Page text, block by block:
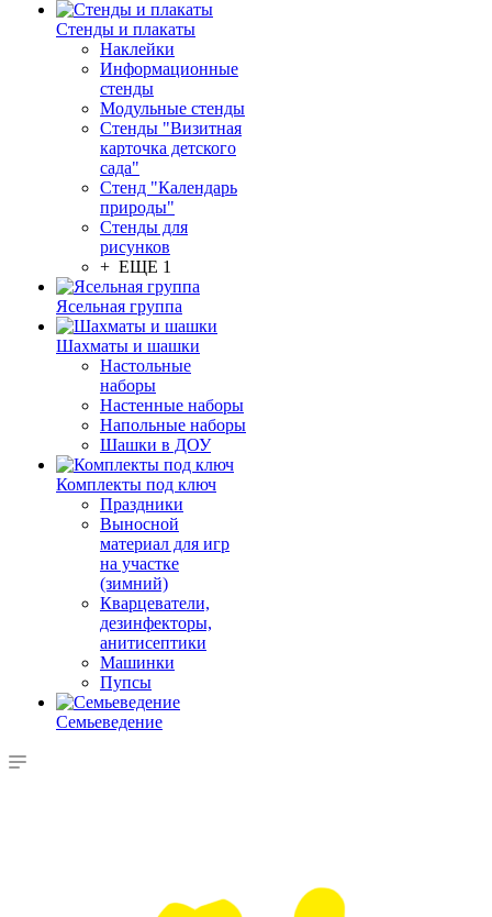
Стенды и плакаты
Наклейки
Информационные
стенды
Модульные стенды
Стенды "Визитная
карточка детского
сада"
Стенд "Календарь
природы"
Стенды для
рисунков
+ ЕЩЕ 1
Ясельная группа
Шахматы и шашки
Настольные
наборы
Настенные наборы
Напольные наборы
Шашки в ДОУ
Комплекты под ключ
Праздники
Выносной
материал для игр
на участке
(зимний)
Кварцеватели,
дезинфекторы,
анитисептики
Машинки
Пупсы
Семьеведение